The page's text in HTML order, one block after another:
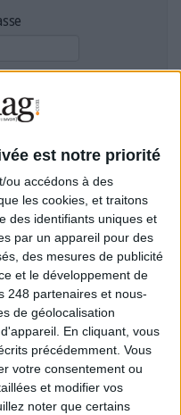
est notre priorité
ou accédons à des
les cookies, et traitons
des identifiants uniques et
par un appareil pour des
des mesures de publicité
et le développement de
248 partenaires et nous-
de géolocalisation
En cliquant, vous
précédemment. Vous
votre consentement ou
et modifier vos
noter que certains
?
compte?
les articles
CV